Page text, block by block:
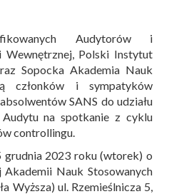
Audytorów i
Wewnętrznej, Polski Instytut
Sopocka Akademia Nauk
członków i sympatyków
SANS do udziału
na spotkanie z cyklu
controllingu.
grudnia 2023 roku (wtorek) o
Nauk Stosowanych
Wyższa) ul. Rzemieślnicza 5,